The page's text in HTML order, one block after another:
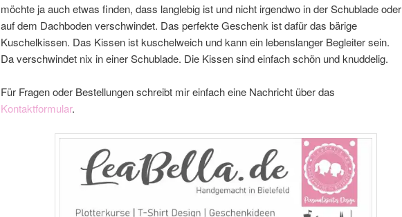
möchte ja auch etwas finden, dass langlebig ist und nicht irgendwo in der Schublade oder
auf dem Dachboden verschwindet. Das perfekte Geschenk ist dafür das bärige
Kuschelkissen. Das Kissen ist kuschelweich und kann ein lebenslanger Begleiter sein.
Da verschwindet nix in einer Schublade. Die Kissen sind einfach schön und knuddelig.
Für Fragen oder Bestellungen schreibt mir einfach eine Nachricht über das
Kontaktformular.